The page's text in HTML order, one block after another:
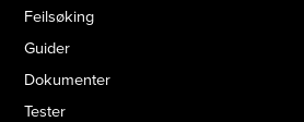
Feilsøking
Guider
Dokumenter
Tester